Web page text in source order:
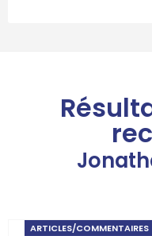
ARTICLES/COMMENTAIRES